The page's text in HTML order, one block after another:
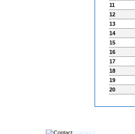
11
12
13
14
15
16
17
18
19
20